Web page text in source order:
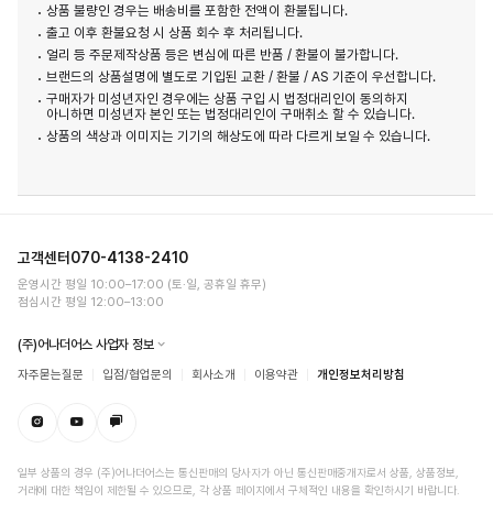
상품 불량인 경우는 배송비를 포함한 전액이 환불됩니다.
출고 이후 환불요청 시 상품 회수 후 처리됩니다.
얼리 등 주문제작상품 등은 변심에 따른 반품 / 환불이 불가합니다.
브랜드의 상품설명에 별도로 기입된 교환 / 환불 / AS 기준이 우선합니다.
구매자가 미성년자인 경우에는 상품 구입 시 법정대리인이 동의하지
아니하면 미성년자 본인 또는 법정대리인이 구매취소 할 수 있습니다.
상품의 색상과 이미지는 기기의 해상도에 따라 다르게 보일 수 있습니다.
고객센터 070-4138-2410
운영시간 평일 10:00–17:00 (토·일, 공휴일 휴무)
점심시간 평일 12:00–13:00
(주)어나더어스 사업자 정보
자주묻는질문 입점/협업문의 회사소개 이용약관 개인정보처리방침
일부 상품의 경우 (주)어나더어스는 통신판매의 당사자가 아닌 통신판매중개자로서 상품, 상품정보,
거래에 대한 책임이 제한될 수 있으므로, 각 상품 페이지에서 구체적인 내용을 확인하시기 바랍니다.